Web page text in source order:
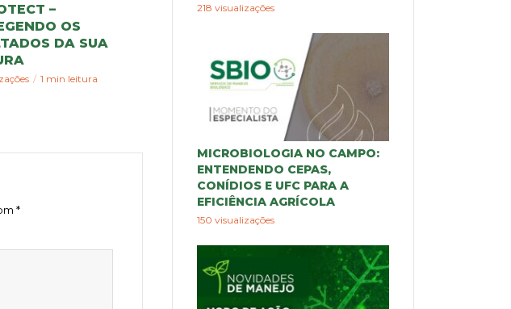
–
OS
DA SUA
1 min leitura
*
218 visualizações
MICROBIOLOGIA NO CAMPO:
ENTENDENDO CEPAS,
CONÍDIOS E UFC PARA A
EFICIÊNCIA AGRÍCOLA
150 visualizações